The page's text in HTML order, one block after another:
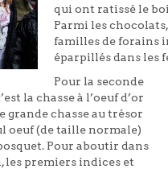
qui ont ratissé le
Parmi les
familles de forains
éparpillés dans les
Pour la seconde
la chasse à l’oeuf d’or
grande chasse au trésor
oeuf (de taille normale)
Pour aboutir dans
les premiers indices et